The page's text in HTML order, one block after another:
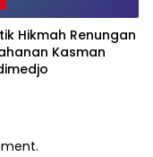
Hikmah Renungan
Kasman